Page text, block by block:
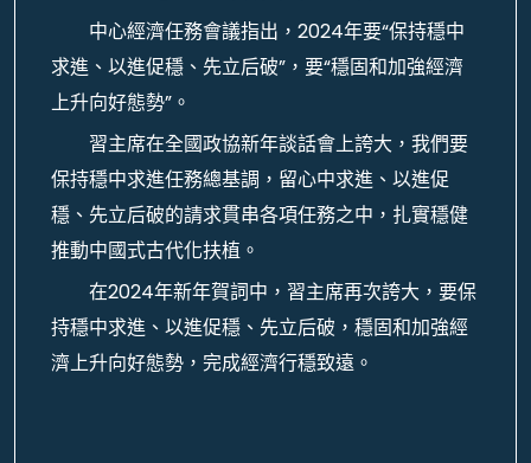
中心經濟任務會議指出，2024年要“保持穩中
求進、以進促穩、先立后破”，要“穩固和加強經濟
上升向好態勢”。
習主席在全國政協新年談話會上誇大，我們要
保持穩中求進任務總基調，留心中求進、以進促
穩、先立后破的請求貫串各項任務之中，扎實穩健
推動中國式古代化扶植。
在2024年新年賀詞中，習主席再次誇大，要保
持穩中求進、以進促穩、先立后破，穩固和加強經
濟上升向好態勢，完成經濟行穩致遠。